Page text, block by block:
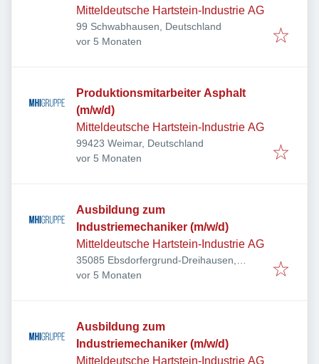
Mitteldeutsche Hartstein-Industrie AG
99 Schwabhausen, Deutschland
Veröffentlicht:
vor 5 Monaten
Produktionsmitarbeiter Asphalt
(m/w/d)
Mitteldeutsche Hartstein-Industrie AG
99423 Weimar, Deutschland
Veröffentlicht:
vor 5 Monaten
Ausbildung zum
Industriemechaniker (m/w/d)
Mitteldeutsche Hartstein-Industrie AG
35085 Ebsdorfergrund-Dreihausen,
Deutschland
Veröffentlicht:
vor 5 Monaten
Ausbildung zum
Industriemechaniker (m/w/d)
Mitteldeutsche Hartstein-Industrie AG